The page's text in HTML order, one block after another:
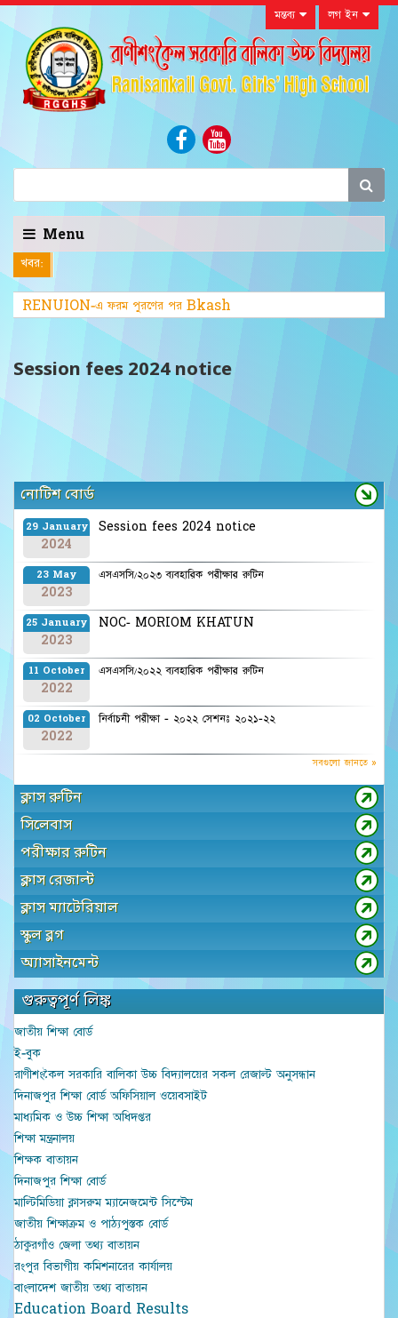
মন্তব্য লগ ইন
Menu
খবর:
RENUION-এ ফরম পুরণের পর Bkash
Payment করার সময় Ref Id তে উল্লেখিত RG
Session fees 2024 notice
নোটিশ বোর্ড
29 January
2024
Session fees 2024 notice
23 May
2023
এসএসসি/২০২৩ ব্যবহারিক পরীক্ষার রুটিন
25 January
2023
NOC- MORIOM KHATUN
11 October
2022
এসএসসি/২০২২ ব্যবহারিক পরীক্ষার রুটিন
02 October
2022
নির্বাচনী পরীক্ষা - ২০২২ সেশনঃ ২০২১-২২
সবগুলো জানতে »
ক্লাস রুটিন
সিলেবাস
পরীক্ষার রুটিন
ক্লাস রেজাল্ট
ক্লাস ম্যাটেরিয়াল
স্কুল ব্লগ
অ্যাসাইনমেন্ট
গুরুত্বপূর্ণ লিঙ্ক
জাতীয় শিক্ষা বোর্ড
ই-বুক
রাণীশংকৈল সরকারি বালিকা উচ্চ বিদ্যালয়ের সকল রেজাল্ট অনুসন্ধান
দিনাজপুর শিক্ষা বোর্ড অফিসিয়াল ওয়েবসাইট
মাধ্যমিক ও উচ্চ শিক্ষা অধিদপ্তর
শিক্ষা মন্ত্রনালয়
শিক্ষক বাতায়ন
দিনাজপুর শিক্ষা বোর্ড
মাল্টিমিডিয়া ক্লাসরুম ম্যানেজমেন্ট সিস্টেম
জাতীয় শিক্ষাক্রম ও পাঠ্যপুস্তক বোর্ড
ঠাকুরগাঁও জেলা তথ্য বাতায়ন
রংপুর বিভাগীয় কমিশনারের কার্যালয়
বাংলাদেশ জাতীয় তথ্য বাতায়ন
Education Board Results